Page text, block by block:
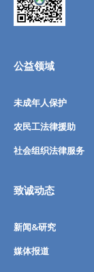
公益领域
未成年人保护
农民工法律援助
社会组织法律服务
致诚动态
新闻&研究
媒体报道